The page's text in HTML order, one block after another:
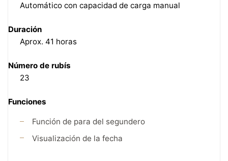
Automático con capacidad de carga manual
Duración
Aprox. 41 horas
Número de rubís
23
Funciones
Función de para del segundero
Visualización de la fecha